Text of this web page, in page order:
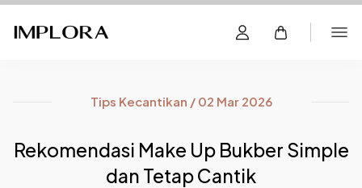
Tips Kecantikan / 02 Mar 2026
Rekomendasi Make Up Bukber Simple
dan Tetap Cantik